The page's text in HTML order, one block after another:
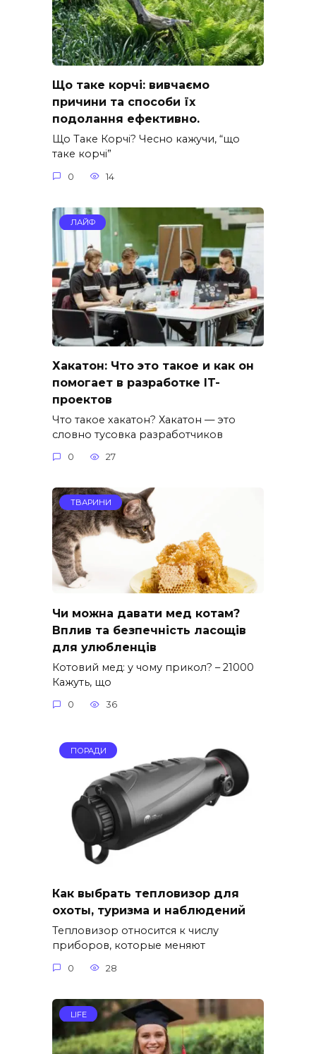
Що таке корчі: вивчаємо
причини та способи їх
подолання ефективно.
Що Таке Корчі? Чесно кажучи, “що
таке корчі”
0 14
ЛАЙФ
Хакатон: Что это такое и как он
помогает в разработке IT-
проектов
Что такое хакатон? Хакатон — это
словно тусовка разработчиков
0 27
ТВАРИНИ
Чи можна давати мед котам?
Вплив та безпечність ласощів
для улюбленців
Котовий мед: у чому прикол? – 21000
Кажуть, що
0 36
ПОРАДИ
Как выбрать тепловизор для
охоты, туризма и наблюдений
Тепловизор относится к числу
приборов, которые меняют
0 28
LIFE